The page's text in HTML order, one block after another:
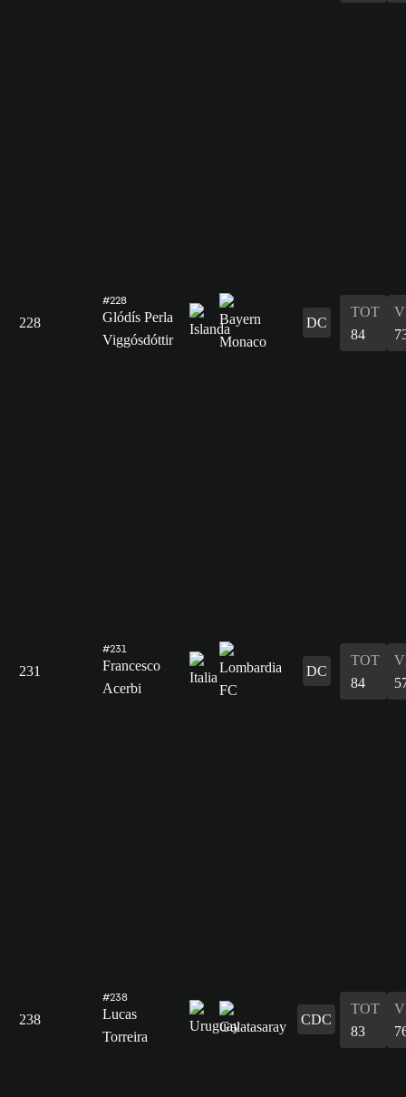
228
#228
Glódís Perla
Viggósdóttir
DC
TOT
84
231
#231
Francesco
Acerbi
DC
TOT
84
238
#238
Lucas
Torreira
CDC
TOT
83